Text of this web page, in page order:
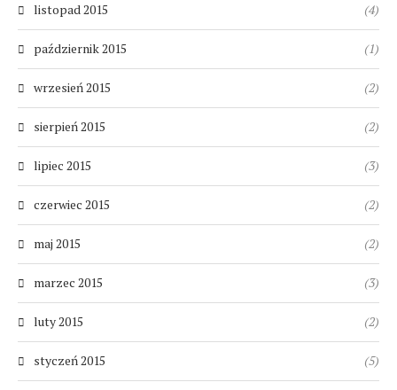
listopad 2015 (4)
październik 2015 (1)
wrzesień 2015 (2)
sierpień 2015 (2)
lipiec 2015 (3)
czerwiec 2015 (2)
maj 2015 (2)
marzec 2015 (3)
luty 2015 (2)
styczeń 2015 (5)